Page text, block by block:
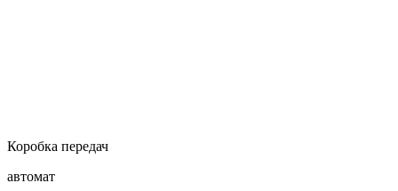
Коробка передач
автомат